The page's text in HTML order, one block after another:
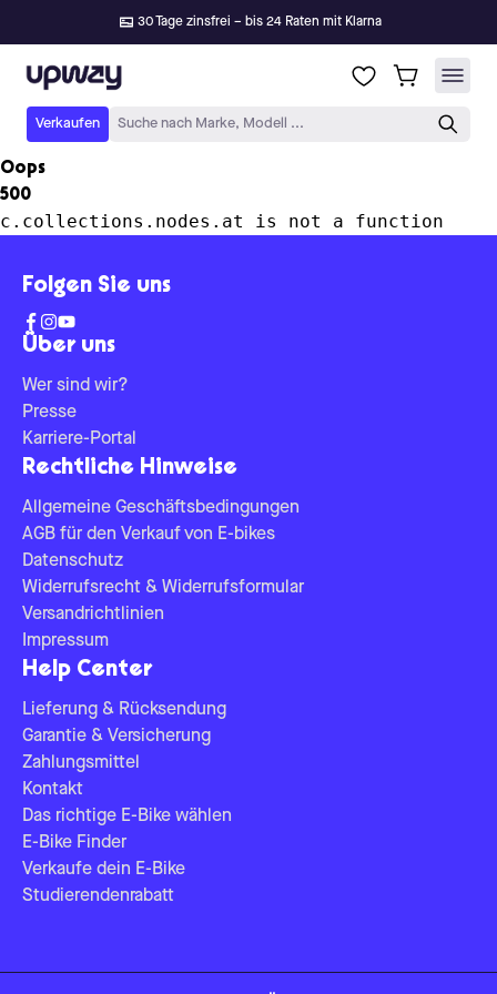
30 Tage zinsfrei – bis 24 Raten mit Klarna
Upway
Verkaufen Suche nach Marke, Modell ...
Oops
500
c.collections.nodes.at is not a function
Über uns
Wer sind wir?
Presse
Karriere-Portal
Rechtliche Hinweise
Allgemeine Geschäftsbedingungen
AGB für den Verkauf von E-bikes
Datenschutz
Widerrufsrecht & Widerrufsformular
Versandrichtlinien
Impressum
Help Center
Lieferung & Rücksendung
Garantie & Versicherung
Zahlungsmittel
Kontakt
Das richtige E-Bike wählen
E-Bike Finder
Verkaufe dein E-Bike
Studierendenrabatt
Folgen Sie uns